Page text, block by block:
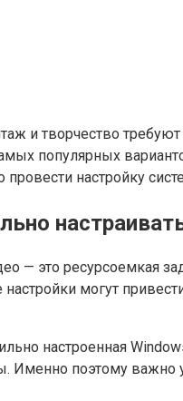
и творчество требуют
популярных
настройку
— это ресурсоемкая
могут
настроенная
Именно поэтому